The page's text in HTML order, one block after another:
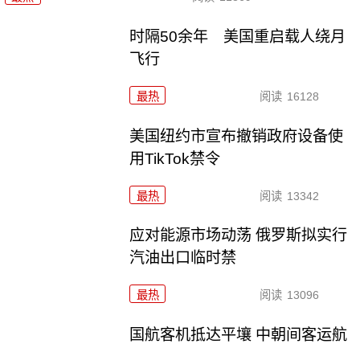
时隔50余年 美国重启载人绕月
飞行
最热 阅读 16128
美国纽约市宣布撤销政府设备使
用TikTok禁令
最热 阅读 13342
应对能源市场动荡 俄罗斯拟实行
汽油出口临时禁
最热 阅读 13096
国航客机抵达平壤 中朝间客运航